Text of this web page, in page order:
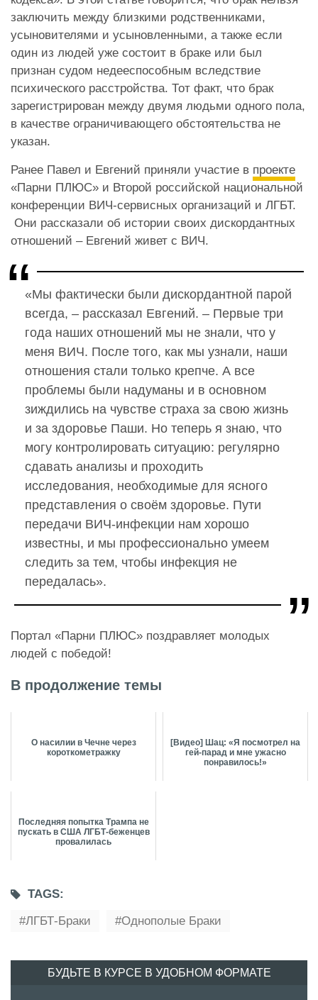
заключить между близкими родственниками,
усыновителями и усыновленными, а также если
один из людей уже состоит в браке или был
признан судом недееспособным вследствие
психического расстройства. Тот факт, что брак
зарегистрирован между двумя людьми одного пола,
в качестве ограничивающего обстоятельства не
указан.
Ранее Павел и Евгений приняли участие в проекте
«Парни ПЛЮС» и Второй российской национальной
конференции ВИЧ-сервисных организаций и ЛГБТ.
Они рассказали об истории своих дискордантных
отношений – Евгений живет с ВИЧ.
«Мы фактически были дискордантной парой
всегда, – рассказал Евгений. – Первые три
года наших отношений мы не знали, что у
меня ВИЧ. После того, как мы узнали, наши
отношения стали только крепче. А все
проблемы были надуманы и в основном
зиждились на чувстве страха за свою жизнь
и за здоровье Паши. Но теперь я знаю, что
могу контролировать ситуацию: регулярно
сдавать анализы и проходить
исследования, необходимые для ясного
представления о своём здоровье. Пути
передачи ВИЧ-инфекции нам хорошо
известны, и мы профессионально умеем
следить за тем, чтобы инфекция не
передалась».
Портал «Парни ПЛЮС» поздравляет молодых
людей с победой!
В продолжение темы
О насилии в Чечне через
короткометражку
[Видео] Шац: «Я посмотрел на
гей-парад и мне ужасно
понравилось!»
Последняя попытка Трампа не
пускать в США ЛГБТ-беженцев
провалилась
TAGS:
ЛГБТ-Браки
Однополые Браки
БУДЬТЕ В КУРСЕ В УДОБНОМ ФОРМАТЕ